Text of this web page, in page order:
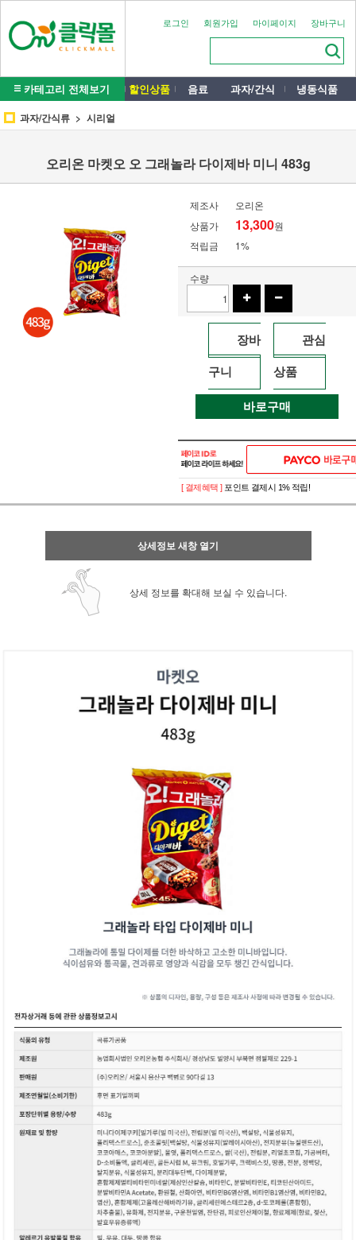
로그인 회원가입 마이페이지 장바구니
카테고리 전체보기 할인상품 음료 과자/간식 냉동식품
과자/간식류 시리얼
오리온 마켓오 오 그래놀라 다이제바 미니 483g
제조사
오리온
상품가
13,300원
적립금
1%
수량
장바
구니
관심
상품
바로구매
페이코 ID로 페
[ 결제혜택 ] 포인트 결제시 1% 적립!
상세정보 새창 열기
상세 정보를 확대해 보실 수 있습니다.